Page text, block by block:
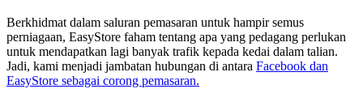
Berkhidmat dalam saluran pemasaran untuk hampir semus
perniagaan, EasyStore faham tentang apa yang pedagang perlukan
untuk mendapatkan lagi banyak trafik kepada kedai dalam talian.
Jadi, kami menjadi jambatan hubungan di antara Facebook dan
EasyStore sebagai corong pemasaran.